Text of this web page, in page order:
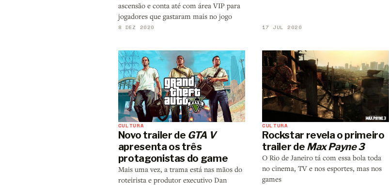
ascensão e conta até com área VIP para
jogadores que gastaram mais no jogo
8 DEZ 2020 17 JUL 2020
CULTURA
Novo trailer de GTA V
apresenta os três
protagonistas do game
Mais uma vez, a trama está nas mãos do
roteirista e produtor executivo Dan
CULTURA
Rockstar revela o primeiro
trailer de Max Payne 3
O Rio de Janeiro tá com essa bola toda
no cinema, TV e nos esportes, mas nos
games